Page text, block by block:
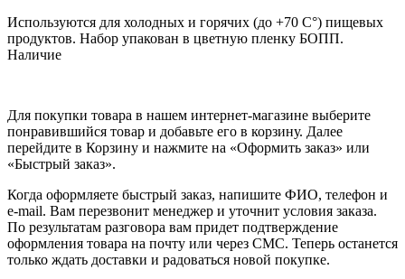
Используются для холодных и горячих (до +70 С°) пищевых
продуктов. Набор упакован в цветную пленку БОПП.
Наличие
Для покупки товара в нашем интернет-магазине выберите
понравившийся товар и добавьте его в корзину. Далее
перейдите в Корзину и нажмите на «Оформить заказ» или
«Быстрый заказ».
Когда оформляете быстрый заказ, напишите ФИО, телефон и
e-mail. Вам перезвонит менеджер и уточнит условия заказа.
По результатам разговора вам придет подтверждение
оформления товара на почту или через СМС. Теперь останется
только ждать доставки и радоваться новой покупке.